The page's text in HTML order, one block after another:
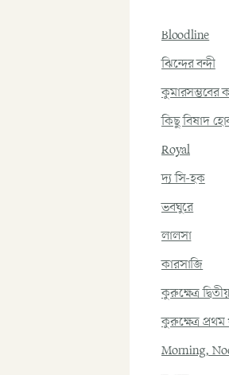
Bloodline
ঝিন্দের বন্দী
কুমারসম্ভবের
কিছু বিষাদ
Royal
দ্য সি-হক
ভবঘুরে
লালসা
কারসাজি
কুরুক্ষেত্র
কুরুক্ষেত্র
Morning,